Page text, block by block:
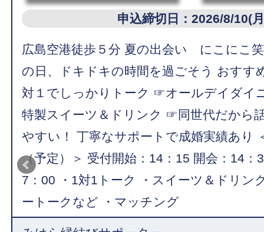
申込締切日：2026/8/10(
広島空港徒歩５分 夏の出会い にこにこ
の日、ドキドキの時間を過ごそう おす
対１でしっかりトーク ☞オールデイダイ
特製スイーツ＆ドリンク ☞同世代だから
やすい！ 丁寧なサポートで成婚実績あり
（予定）＞ 受付開始：14：15 開会：14：
7：00 ・1対1トーク ・スイーツ＆ドリン
ートークなど ・マッチング